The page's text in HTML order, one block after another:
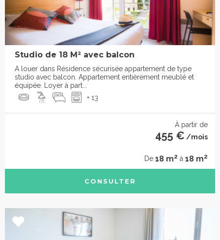
Studio de 18 M² avec balcon
A louer dans Résidence sécurisée appartement de type
studio avec balcon. Appartement entièrement meublé et
équipée. Loyer à part...
+ 13
À partir de
455 € /mois
De 18 m2 à 18 m2
CONSULTER